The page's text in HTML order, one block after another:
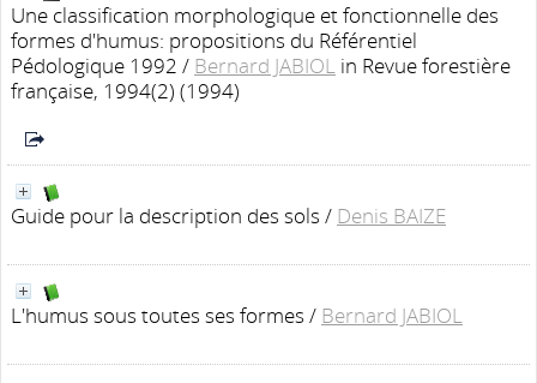
Une classification morphologique et fonctionnelle des
formes d'humus: propositions du Référentiel
Pédologique 1992 / Bernard JABIOL in Revue forestière
française, 1994(2) (1994)
Guide pour la description des sols / Denis BAIZE
L'humus sous toutes ses formes / Bernard JABIOL